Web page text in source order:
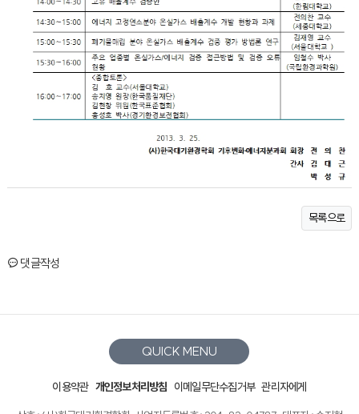
목록으로
댓글작성
이용약관 개인정보처리방침 이메일무단수집거부 관리자에게
QUICK MENU